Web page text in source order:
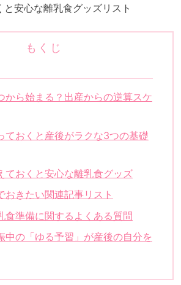
安心な離乳食グッズリスト
もくじ
から始まる？出産からの逆算スケ
ておくと産後がラクな3つの基礎
ておくと安心な離乳食グッズ
おきたい関連記事リスト
食準備に関するよくある質問
中の「ゆる予習」が産後の自分を